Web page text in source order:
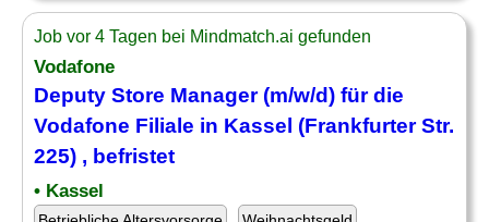
Job vor 4 Tagen bei Mindmatch.ai gefunden
Vodafone
Deputy Store Manager (m/w/d) für die
Vodafone Filiale in Kassel (Frankfurter Str.
225) , befristet
• Kassel